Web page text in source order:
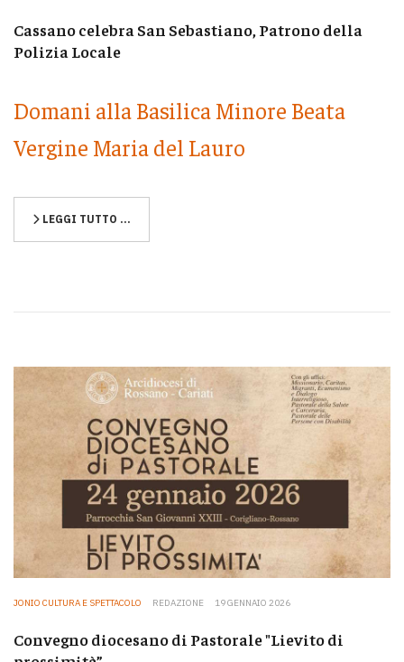
Cassano celebra San Sebastiano, Patrono della
Polizia Locale
Domani alla Basilica Minore Beata
Vergine Maria del Lauro
LEGGI TUTTO …
JONIO CULTURA E SPETTACOLO REDAZIONE 19 GENNAIO 2026
Convegno diocesano di Pastorale "Lievito di